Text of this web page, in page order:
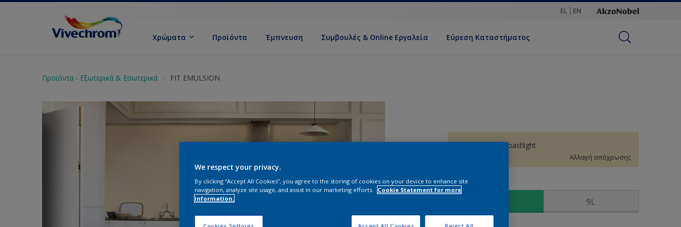
EL EN
Χρώματα Προϊόντα Έμπνευση Συμβουλές & Online Εργαλεία Εύρεση Καταστήματος
Προϊόντα - Εξωτερικά & Εσωτερικά FIT EMULSION
50YY 83/171 Coastlight
Αλλαγή απόχρωσης
Συσκευασία
9L
We respect your privacy.
By clicking “Accept All Cookies”, you agree to the storing of cookies on your device to enhance site
navigation, analyze site usage, and assist in our marketing efforts.
Cookie Statement for more
information.